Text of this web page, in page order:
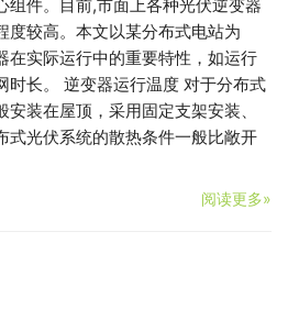
组件。目前,市面上各种光伏逆变器
度较高。本文以某分布式电站为
在实际运行中的重要特性，如运行
时长。 逆变器运行温度 对于分布式
装在屋顶，采用固定支架安装、
式光伏系统的散热条件一般比敞开
阅读更多»